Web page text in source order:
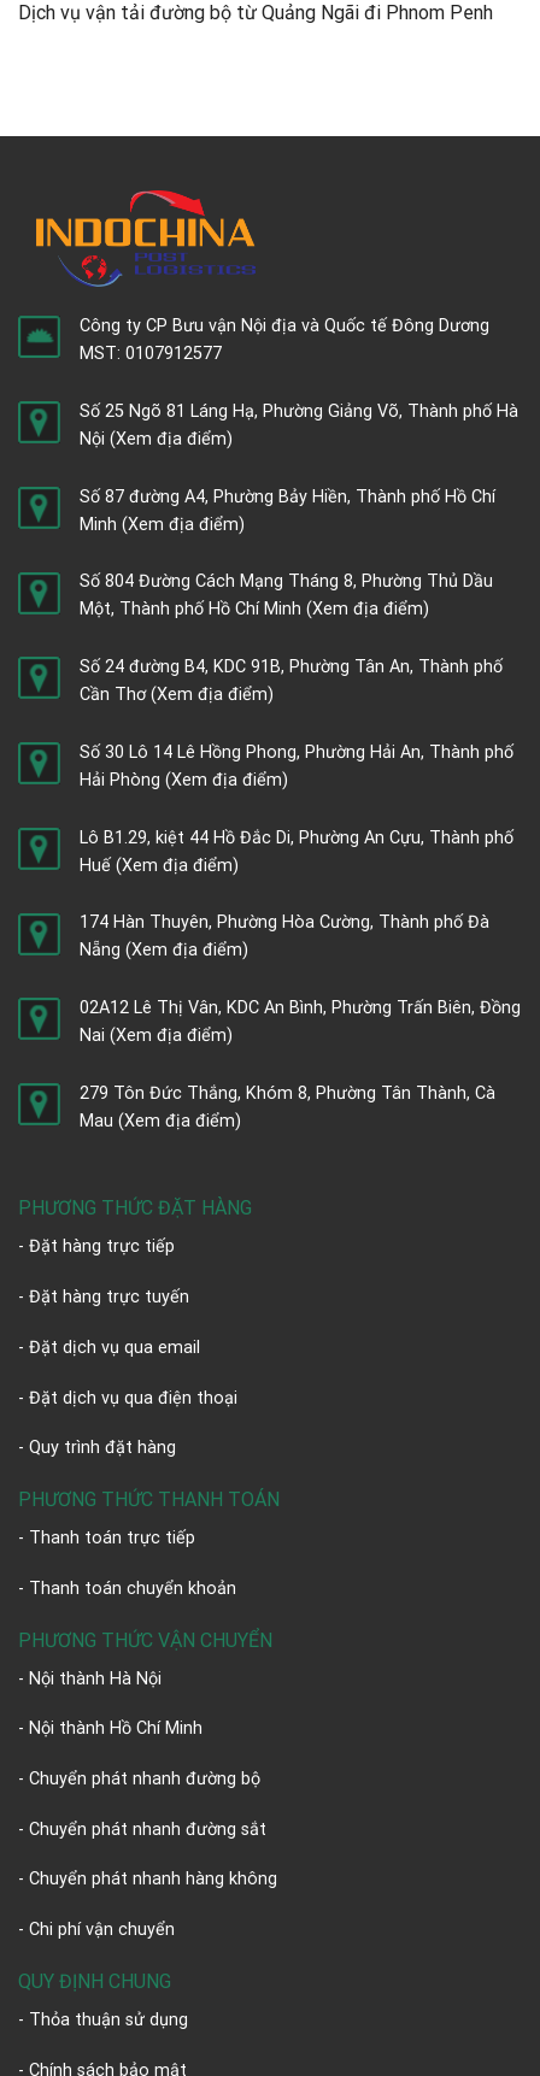
Dịch vụ vận tải đường bộ từ Quảng Ngãi đi Phnom Penh
Công ty CP Bưu vận Nội địa và Quốc tế Đông Dương
MST: 0107912577
Số 25 Ngõ 81 Láng Hạ, Phường Giảng Võ, Thành phố Hà
Nội (Xem địa điểm)
Số 87 đường A4, Phường Bảy Hiền, Thành phố Hồ Chí
Minh (Xem địa điểm)
Số 804 Đường Cách Mạng Tháng 8, Phường Thủ Dầu
Một, Thành phố Hồ Chí Minh (Xem địa điểm)
Số 24 đường B4, KDC 91B, Phường Tân An, Thành phố
Cần Thơ(Xem địa điểm)
Số 30 Lô 14 Lê Hồng Phong, Phường Hải An, Thành phố
Hải Phòng (Xem địa điểm)
Lô B1.29, kiệt 44 Hồ Đắc Di, Phường An Cựu, Thành phố
Huế (Xem địa điểm)
174 Hàn Thuyên, Phường Hòa Cường, Thành phố Đà
Nẵng (Xem địa điểm)
02A12 Lê Thị Vân, KDC An Bình, Phường Trấn Biên, Đồng
Nai (Xem địa điểm)
279 Tôn Đức Thắng, Khóm 8, Phường Tân Thành, Cà
Mau (Xem địa điểm)
PHƯƠNG THỨC ĐẶT HÀNG
- Đặt hàng trực tiếp
- Đặt hàng trực tuyến
- Đặt dịch vụ qua email
- Đặt dịch vụ qua điện thoại
- Quy trình đặt hàng
PHƯƠNG THỨC THANH TOÁN
- Thanh toán trực tiếp
- Thanh toán chuyển khoản
PHƯƠNG THỨC VẬN CHUYỂN
- Nội thành Hà Nội
- Nội thành Hồ Chí Minh
- Chuyển phát nhanh đường bộ
- Chuyển phát nhanh đường sắt
- Chuyển phát nhanh hàng không
- Chi phí vận chuyển
QUY ĐỊNH CHUNG
- Thỏa thuận sử dụng
- Chính sách bảo mật